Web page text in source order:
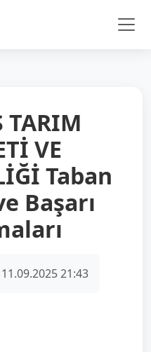
TARIM
VE
Taban
Başarı
11.09.2025 21:43